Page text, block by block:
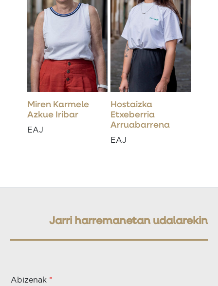
Miren Karmele
Azkue Iribar
EAJ
Hostaizka
Etxeberria
Arruabarrena
EAJ
Jarri harremanetan udalarekin
Abizenak *